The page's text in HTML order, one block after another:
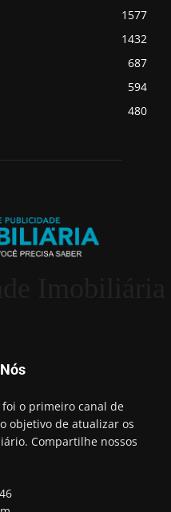
1577
1432
687
594
480
o primeiro canal de
objetivo de atualizar os
Compartilhe nossos